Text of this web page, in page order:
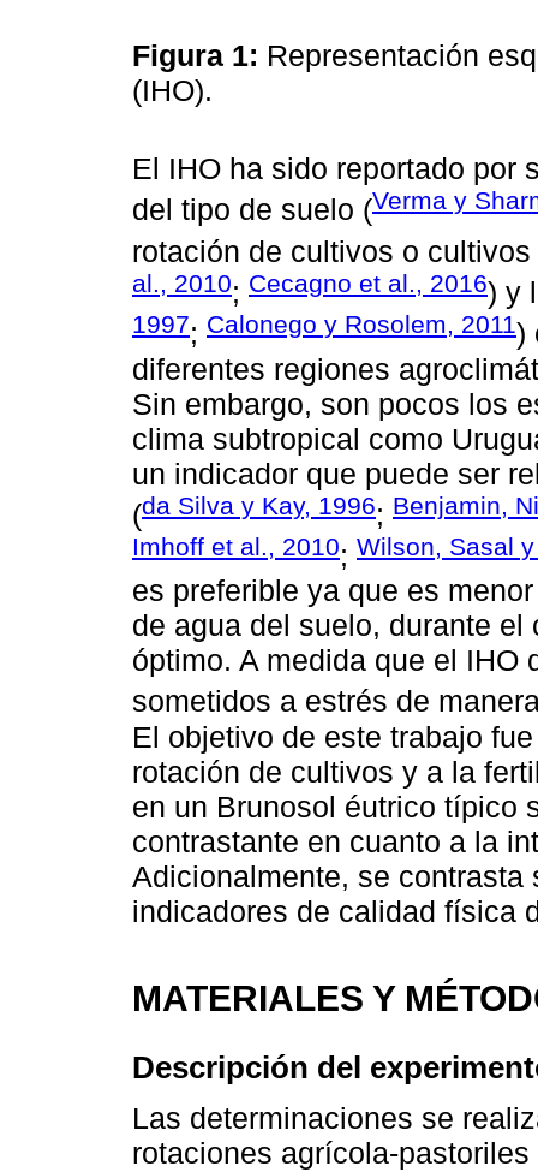
Figura 1: Representación
(IHO).
El IHO ha sido reportado por
del tipo de suelo (Verma y
rotación de cultivos o
al., 2010; Cecagno et al., 2016) y
1997; Calonego y Rosolem, 2011)
diferentes regiones
Sin embargo, son pocos los
clima subtropical como
un indicador que puede ser
(da Silva y Kay, 1996; Benjamin,
Imhoff et al., 2010; Wilson, Sasal
es preferible ya que es
de agua del suelo, durante
óptimo. A medida que el IHO
sometidos a estrés de
El objetivo de este trabajo
rotación de cultivos y a la
en un Brunosol éutrico típico
contrastante en cuanto a la
Adicionalmente, se
indicadores de calidad física
MATERIALES Y
Descripción del
Las determinaciones se
rotaciones agrícola-